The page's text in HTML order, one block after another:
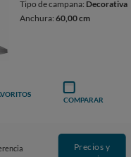
Tipo de campana: Decorativa
Anchura:60,00 cm
COMPARAR
Precios y